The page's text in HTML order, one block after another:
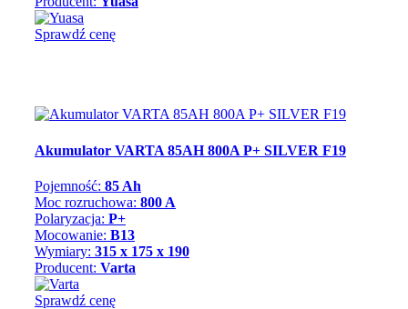
Sprawdź cenę
Akumulator VARTA 85AH 800A P+ SILVER F19
Pojemność: 85 Ah
Moc rozruchowa: 800 A
Polaryzacja: P+
Mocowanie: B13
Wymiary: 315 x 175 x 190
Producent: Varta
Sprawdź cenę